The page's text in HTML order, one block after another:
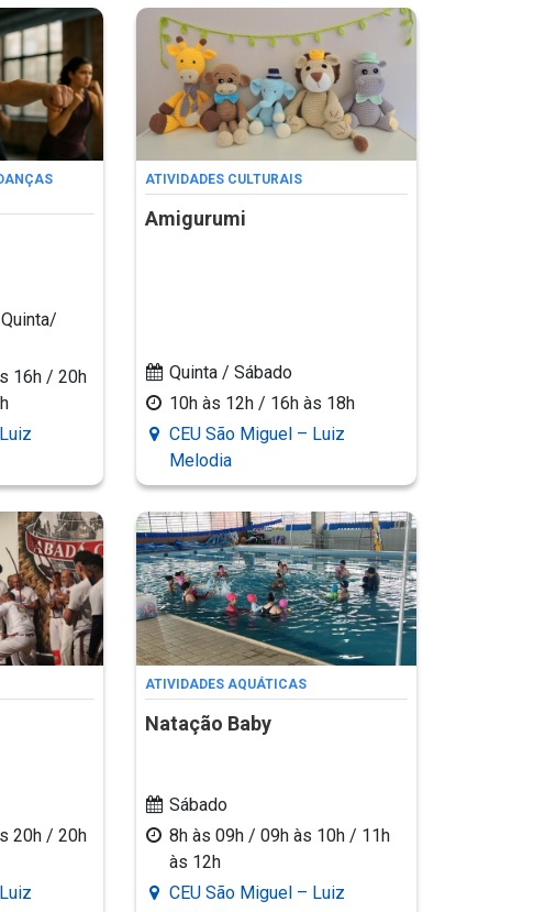
16h / 20h
ATIVIDADES CULTURAIS
Amigurumi
Quinta / Sábado
10h às 12h / 16h às 18h
CEU São Miguel – Luiz
Melodia
20h / 20h
ATIVIDADES AQUÁTICAS
Natação Baby
Sábado
8h às 09h / 09h às 10h / 11h
às 12h
CEU São Miguel – Luiz